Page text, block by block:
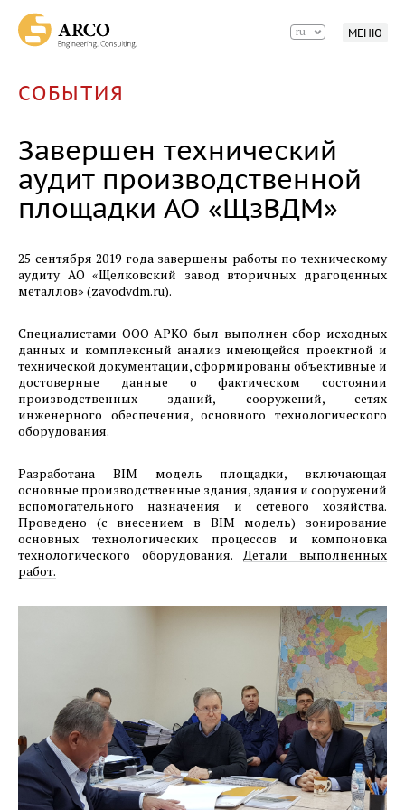
ru МЕНЮ
22.07.2021
Первое заседание Экспертного совета по
экономическим зонам Правительства
Красноярского края.
01.07.2021
Группа Титан приняла решение о реализации
проекта строительства в Нижегородской
области предприятия по производству
микронизированных силикагелей.
19.06.2021
первых кандидатов на включение в состав
резидентов ОЭЗ ППТ Красноярская
технологическая долина.
11.06.2021
ОЭЗ ППТ Красноярская технологическая
10.06.2021
Возможные направления отраслевого развития
аэропортовой ОЭЗ ППТ на базе аэропортов
«Красноярск» и «Черемшанка».
16.04.2021
Проект создания производства
инновационных беспилотных летательных
аппаратов с движителями циклического типа.
Продолжение.
25.01.2021
Проект развития инновационного предприятия
АО «Аксион - Редкие и Драгоценные металлы»
СОБЫТИЯ
Завершен технический
аудит производственной
площадки АО «ЩзВДМ»
25 сентября 2019 года завершены работы по техническому
аудиту АО «Щелковский завод вторичных драгоценных
металлов» (zavodvdm.ru).
Специалистами ООО АРКО был выполнен сбор исходных
данных и комплексный анализ имеющейся проектной и
технической документации, сформированы объективные и
достоверные данные о фактическом состоянии
производственных зданий, сооружений, сетях
инженерного обеспечения, основного технологического
оборудования.
Разработана BIM модель площадки, включающая
основные производственные здания, здания и сооружений
вспомогательного назначения и сетевого хозяйства.
Проведено (с внесением в BIM модель) зонирование
основных технологических процессов и компоновка
технологического оборудования.Детали выполненных
работ.